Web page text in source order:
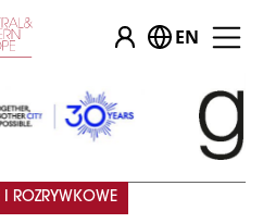
EN
ROZRYWKOWE